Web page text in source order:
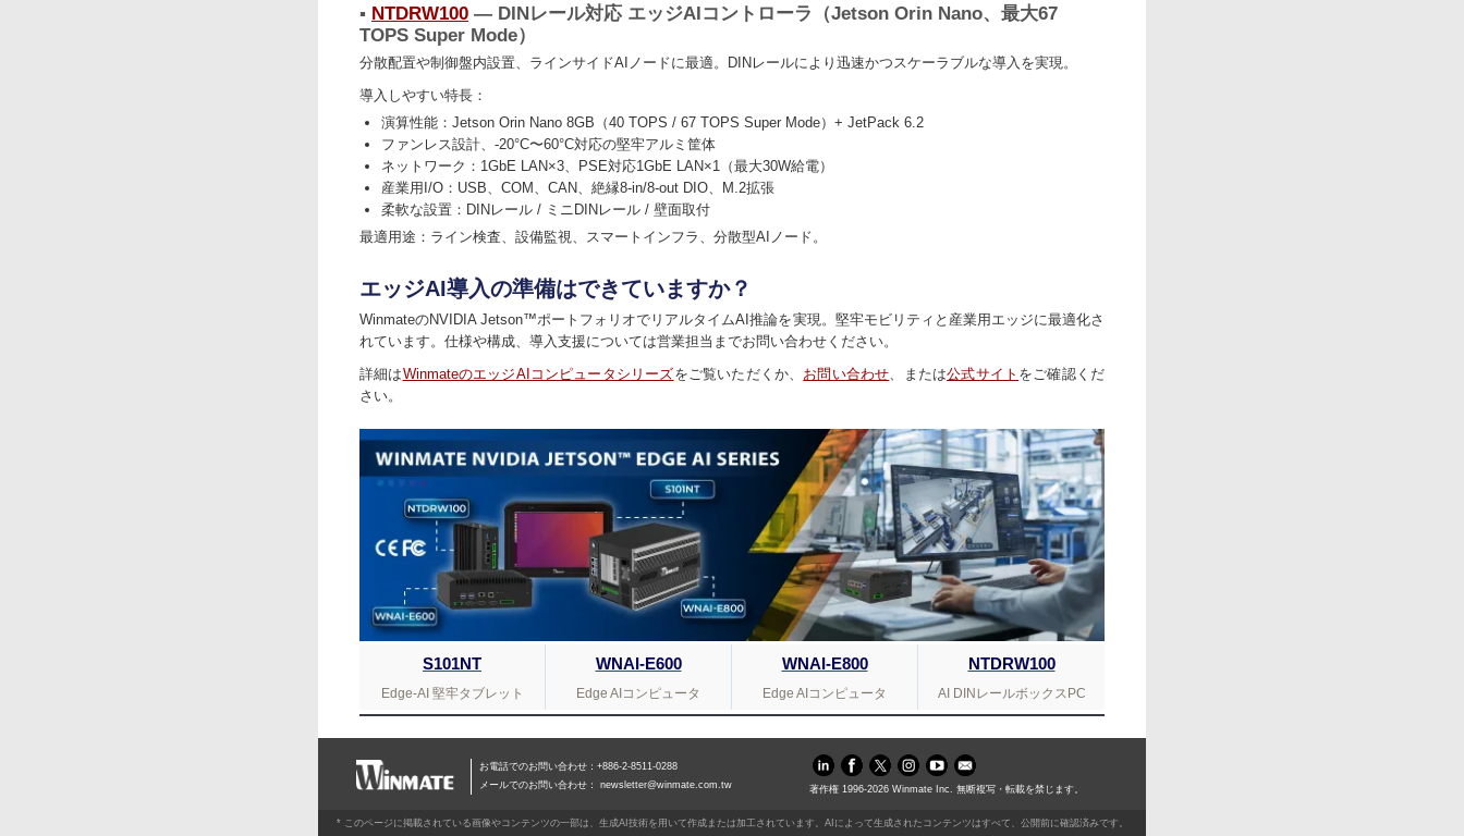
▪︎ NTDRW100 — DINレール対応 エッジAIコントローラ（Jetson Orin Nano、最大67
TOPS Super Mode）
分散配置や制御盤内設置、ラインサイドAIノードに最適。DINレールにより迅速かつスケーラブルな導入を実現。
導入しやすい特長：
演算性能：Jetson Orin Nano 8GB（40 TOPS / 67 TOPS Super Mode）+ JetPack 6.2
ファンレス設計、-20°C〜60°C対応の堅牢アルミ筐体
ネットワーク：1GbE LAN×3、PSE対応1GbE LAN×1（最大30W給電）
産業用I/O：USB、COM、CAN、絶縁8-in/8-out DIO、M.2拡張
柔軟な設置：DINレール / ミニDINレール / 壁面取付
最適用途：ライン検査、設備監視、スマートインフラ、分散型AIノード。
エッジAI導入の準備はできていますか？
WinmateのNVIDIA Jetson™ポートフォリオでリアルタイムAI推論を実現。堅牢モビリティと産業用エッジに最適化さ
れています。仕様や構成、導入支援については営業担当までお問い合わせください。
詳細はWinmateのエッジAIコンピュータシリーズをご覧いただくか、 お問い合わせ、または公式サイト をご確認くだ
さい。
S101NT WNAI-E600 WNAI-E800 NTDRW100
Edge-AI 堅牢タブレット Edge AIコンピュータ Edge AIコンピュータ AI DINレールボックスPC
お電話でのお問い合わせ：+886-2-8511-0288
メールでのお問い合わせ： newsletter@winmate.com.tw 著作権 1996-2026 Winmate Inc. 無断複写・転載を禁じます。
* このページに掲載されている画像やコンテンツの一部は、生成AI技術を用いて作成または加工されています。AIによって生成されたコンテンツはすべて、公開前に確認済みです。